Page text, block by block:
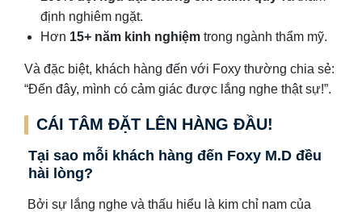
định nghiêm ngặt.
Hơn 15+ năm kinh nghiệm trong ngành thẩm mỹ.
Và đặc biệt, khách hàng đến với Foxy thường chia sẻ:
“Đến đây, mình có cảm giác được lắng nghe thật sự!”.
CÁI TÂM ĐẶT LÊN HÀNG ĐẦU!
Tại sao mỗi khách hàng đến Foxy M.D đều
hài lòng?
Bởi sự lắng nghe và thấu hiểu là kim chỉ nam của